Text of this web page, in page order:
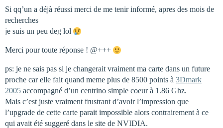
Si qq’un a déjà réussi merci de me tenir informé, apres des mois de
recherches
je suis un peu deg lol
Merci pour toute réponse ! @+++
ps: je ne sais pas si je changerait vraiment ma carte dans un future
proche car elle fait quand meme plus de 8500 points à 3Dmark
2005 accompagné d’un centrino simple coeur à 1.86 Ghz.
Mais c’est juste vraiment frustrant d’avoir l’impression que
l’upgrade de cette carte parait impossible alors contrairement à ce
qui avait été suggeré dans le site de NVIDIA.